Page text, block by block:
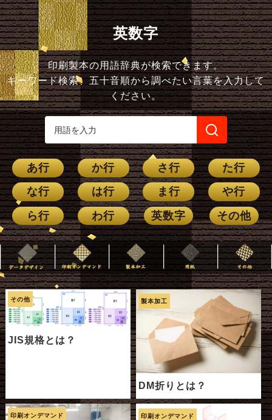
英数字
印刷製本の用語辞典が検索できます。
キーワード検索、五十音順から調べたい言葉を入力して
ください。
あ行 か行 さ行
た行
な行
は行 ま行
や行
ら行
わ行 英数字 その他
その他
JIS規格とは？
製本加工
DM折りとは？
印刷オンデマンド 印刷オンデマンド